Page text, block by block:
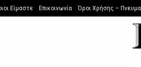
Είμαστε Επικοινωνία Όροι Χρήσης –